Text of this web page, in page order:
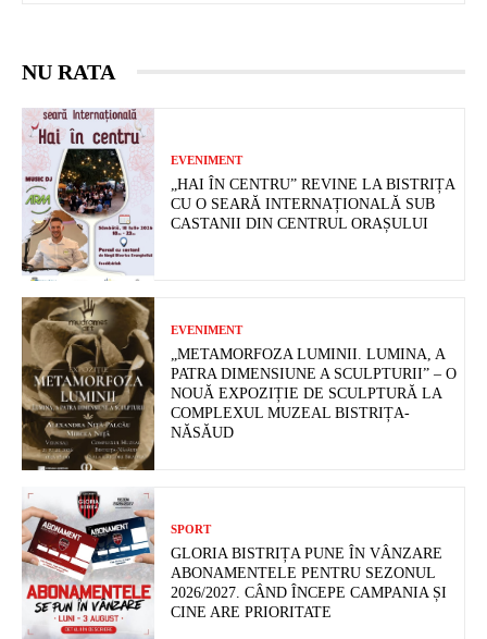
NU RATA
EVENIMENT
„HAI ÎN CENTRU” REVINE LA BISTRIȚA
CU O SEARĂ INTERNAȚIONALĂ SUB
CASTANII DIN CENTRUL ORAȘULUI
EVENIMENT
„METAMORFOZA LUMINII. LUMINA, A
PATRA DIMENSIUNE A SCULPTURII” – O
NOUĂ EXPOZIȚIE DE SCULPTURĂ LA
COMPLEXUL MUZEAL BISTRIȚA-
NĂSĂUD
SPORT
GLORIA BISTRIȚA PUNE ÎN VÂNZARE
ABONAMENTELE PENTRU SEZONUL
2026/2027. CÂND ÎNCEPE CAMPANIA ȘI
CINE ARE PRIORITATE